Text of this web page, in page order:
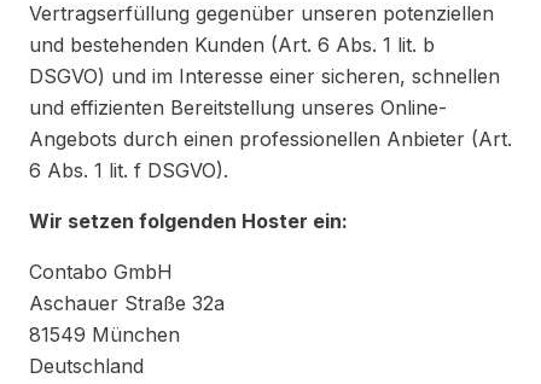
Vertragserfüllung gegenüber unseren potenziellen
und bestehenden Kunden (Art. 6 Abs. 1 lit. b
DSGVO) und im Interesse einer sicheren, schnellen
und effizienten Bereitstellung unseres Online-
Angebots durch einen professionellen Anbieter (Art.
6 Abs. 1 lit. f DSGVO).
Wir setzen folgenden Hoster ein:
Contabo GmbH
Aschauer Straße 32a
81549 München
Deutschland